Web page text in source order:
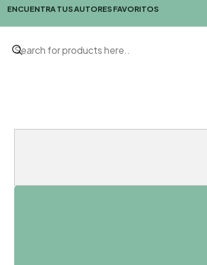
ENCUENTRA TUS AUTORES FAVORITOS